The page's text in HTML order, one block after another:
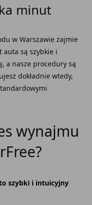
minut
w Warszawie zajmie
są szybkie i
a nasze procedury są
dokładnie wtedy,
wynajmu
szybki i intuicyjny